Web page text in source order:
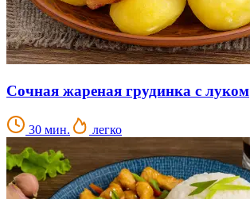
Сочная жареная грудинка с луком
30 мин. легко